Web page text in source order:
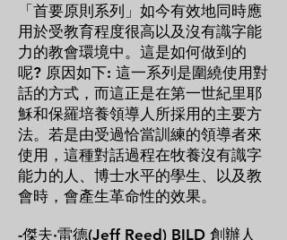
「首要原則系列」如今有效地同時應
用於受教育程度很高以及沒有識字能
力的教會環境中。這是如何做到的
呢? 原因如下: 這一系列是圍繞使用對
話的方式，而這正是在第一世紀里耶
穌和保羅培養領導人所採用的主要方
法。若是由受過恰當訓練的領導者來
使用，這種對話過程在牧養沒有識字
能力的人、博士水平的學生、以及教
會時，會產生革命性的效果。
-傑夫·雷德(Jeff Reed) BILD 創辦人